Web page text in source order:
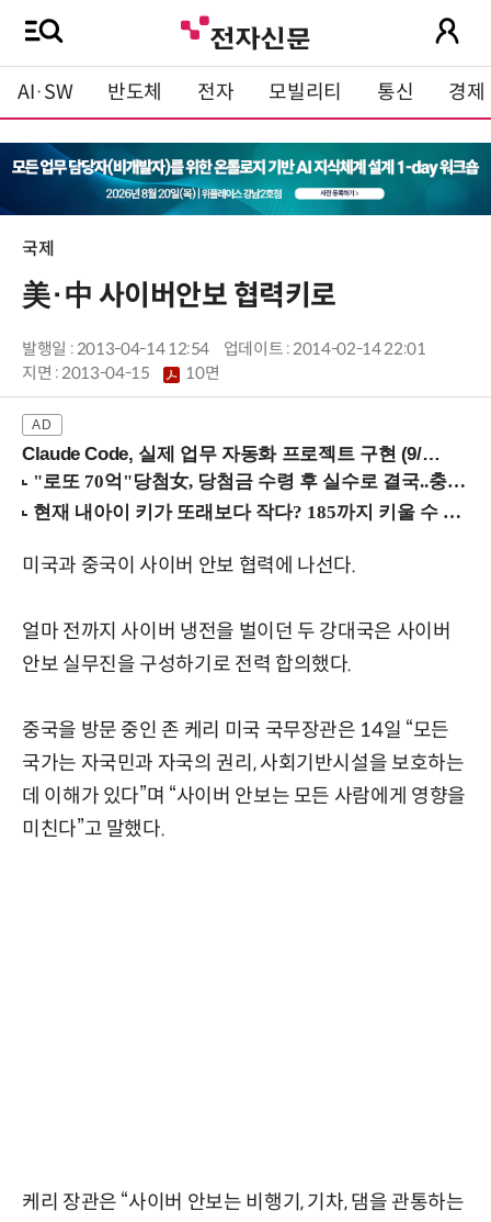
AI·SW 반도체 전자 모빌리티 통신 경제
국제
美·中 사이버안보 협력키로
발행일 : 2013-04-14 12:54
업데이트 : 2014-02-14 22:01
지면 :2013-04-15 10면
Claude Code, 실제 업무 자동화 프로젝트 구현 (9/16 ~17 강남역)
미국과 중국이 사이버 안보 협력에 나선다.
얼마 전까지 사이버 냉전을 벌이던 두 강대국은 사이버
안보 실무진을 구성하기로 전력 합의했다.
중국을 방문 중인 존 케리 미국 국무장관은 14일 “모든
국가는 자국민과 자국의 권리, 사회기반시설을 보호하는
데 이해가 있다”며 “사이버 안보는 모든 사람에게 영향을
미친다”고 말했다.
케리 장관은 “사이버 안보는 비행기, 기차, 댐을 관통하는